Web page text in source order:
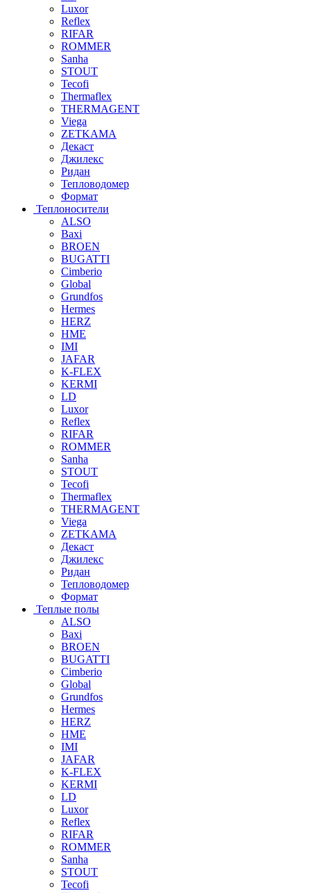
Luxor
Reflex
RIFAR
ROMMER
Sanha
STOUT
Tecofi
Thermaflex
THERMAGENT
Viega
ZETKAMA
Декаст
Джилекс
Ридан
Тепловодомер
Формат
Теплоносители
ALSO
Baxi
BROEN
BUGATTI
Cimberio
Global
Grundfos
Hermes
HERZ
HME
IMI
JAFAR
K-FLEX
KERMI
LD
Luxor
Reflex
RIFAR
ROMMER
Sanha
STOUT
Tecofi
Thermaflex
THERMAGENT
Viega
ZETKAMA
Декаст
Джилекс
Ридан
Тепловодомер
Формат
Теплые полы
ALSO
Baxi
BROEN
BUGATTI
Cimberio
Global
Grundfos
Hermes
HERZ
HME
IMI
JAFAR
K-FLEX
KERMI
LD
Luxor
Reflex
RIFAR
ROMMER
Sanha
STOUT
Tecofi